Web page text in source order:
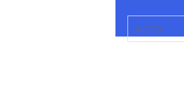
ФОТО: